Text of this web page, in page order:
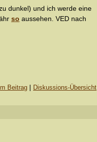
dunkel) und ich werde eine
so aussehen. VED nach
Beitrag | Diskussions-Übersicht